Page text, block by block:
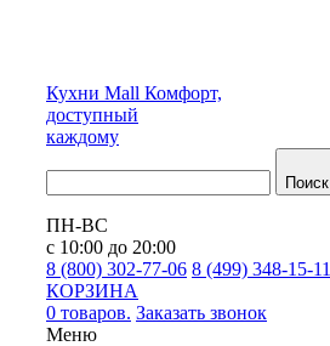
Кухни Mall Комфорт,
доступный
каждому
Поиск
ПН-ВС
с 10:00 до 20:00
8 (800) 302-77-06 8 (499) 348-15-11
КОРЗИНА
0 товаров. Заказать звонок
Меню